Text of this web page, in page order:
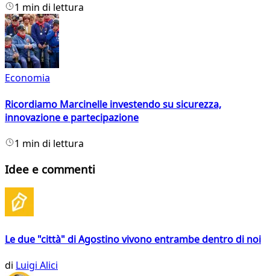
1 min di lettura
Economia
Ricordiamo Marcinelle investendo su sicurezza,
innovazione e partecipazione
1 min di lettura
Idee e commenti
Le due "città" di Agostino vivono entrambe dentro di noi
di Luigi Alici